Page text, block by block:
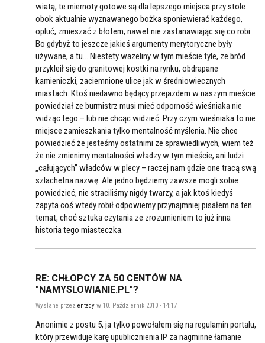
wiatą, te miernoty gotowe są dla lepszego miejsca przy stole
obok aktualnie wyznawanego bożka sponiewierać każdego,
opluć, zmieszać z błotem, nawet nie zastanawiając się co robi.
Bo gdybyż to jeszcze jakieś argumenty merytoryczne były
używane, a tu… Niestety wazeliny w tym mieście tyle, ze bród
przykleił się do granitowej kostki na rynku, obdrapane
kamieniczki, zaciemnione ulice jak w średniowiecznych
miastach. Ktoś niedawno będący przejazdem w naszym mieście
powiedział ze burmistrz musi mieć odporność wieśniaka nie
widząc tego – lub nie chcąc widzieć. Przy czym wieśniaka to nie
miejsce zamieszkania tylko mentalność myślenia. Nie chce
powiedzieć że jesteśmy ostatnimi ze sprawiedliwych, wiem też
że nie zmienimy mentalności władzy w tym mieście, ani ludzi
„całujących” władców w plecy – raczej nam gdzie one tracą swą
szlachetna nazwę. Ale jedno będziemy zawsze mogli sobie
powiedzieć, nie straciliśmy nigdy twarzy, a jak ktoś kiedyś
zapyta coś wtedy robił odpowiemy przynajmniej pisałem na ten
temat, choć sztuka czytania ze zrozumieniem to już inna
historia tego miasteczka.
RE: CHŁOPCY ZA 50 CENTÓW NA
"NAMYSLOWIANIE.PL"?
Wysłane przez entedy w 10. Październik 2010 - 14:17
Anonimie z postu 5, ja tylko powołałem się na regulamin portalu,
który przewiduje karę upublicznienia IP za nagminne łamanie